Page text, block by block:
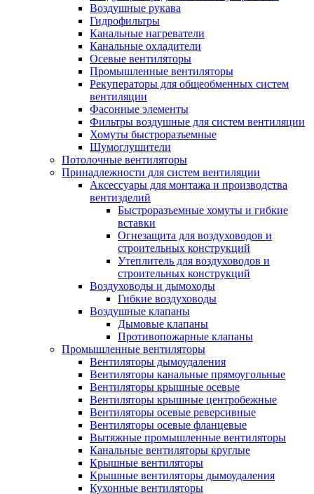
Воздушные рукава
Гидрофильтры
Канальные нагреватели
Канальные охладители
Осевые вентиляторы
Промышленные вентиляторы
Рекуператоры для общеобменных систем
вентиляции
Фасонные элементы
Фильтры воздушные для систем вентиляции
Хомуты быстроразъемные
Шумоглушители
Потолочные вентиляторы
Принадлежности для систем вентиляции
Аксессуары для монтажа и производства
вентизделий
Быстроразъемные хомуты и гибкие
вставки
Огнезащита для воздуховодов и
строительных конструкций
Утеплитель для воздуховодов и
строительных конструкций
Воздуховоды и дымоходы
Гибкие воздуховоды
Воздушные клапаны
Дымовые клапаны
Противопожарные клапаны
Промышленные вентиляторы
Вентиляторы дымоудаления
Вентиляторы канальные прямоугольные
Вентиляторы крышные осевые
Вентиляторы крышные центробежные
Вентиляторы осевые реверсивные
Вентиляторы осевые фланцевые
Вытяжные промышленные вентиляторы
Канальные вентиляторы круглые
Крышные вентиляторы
Крышные вентиляторы дымоудаления
Кухонные вентиляторы